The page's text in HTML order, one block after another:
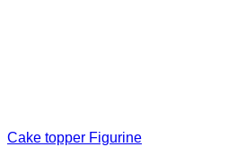
Cake topper Figurine